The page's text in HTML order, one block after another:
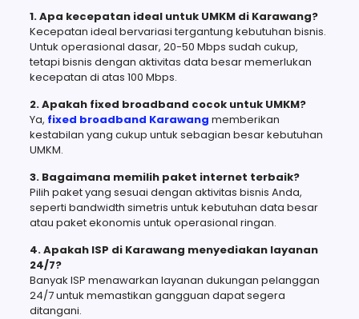
1. Apa kecepatan ideal untuk UMKM di Karawang?
Kecepatan ideal bervariasi tergantung kebutuhan bisnis.
Untuk operasional dasar, 20-50 Mbps sudah cukup,
tetapi bisnis dengan aktivitas data besar memerlukan
kecepatan di atas 100 Mbps.
2. Apakah fixed broadband cocok untuk UMKM?
Ya, fixed broadband Karawang memberikan
kestabilan yang cukup untuk sebagian besar kebutuhan
UMKM.
3. Bagaimana memilih paket internet terbaik?
Pilih paket yang sesuai dengan aktivitas bisnis Anda,
seperti bandwidth simetris untuk kebutuhan data besar
atau paket ekonomis untuk operasional ringan.
4. Apakah ISP di Karawang menyediakan layanan
24/7?
Banyak ISP menawarkan layanan dukungan pelanggan
24/7 untuk memastikan gangguan dapat segera
ditangani.